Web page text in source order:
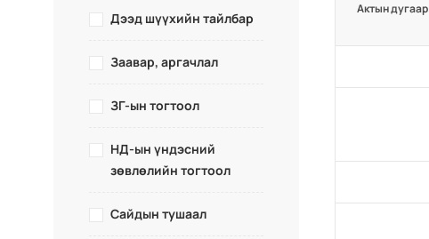
Дээд шүүхийн тайлбар
Заавар, аргачлал
ЗГ-ын тогтоол
НД-ын үндэсний
зөвлөлийн тогтоол
Сайдын тушаал
Актын дугаар